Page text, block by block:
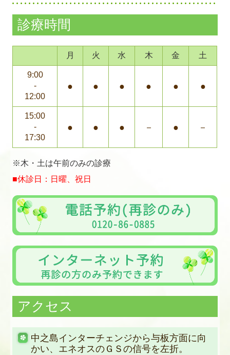
診療時間
月 火 水 木 金 土
9:00
-
12:00
● ● ● ● ● ●
15:00
-
17:30
● ● ● － ● －
※木・土は午前のみの診療
■休診日：日曜、祝日
アクセス
中之島インターチェンジから与板方面に向
かい、エネオスのＧＳの信号を左折。